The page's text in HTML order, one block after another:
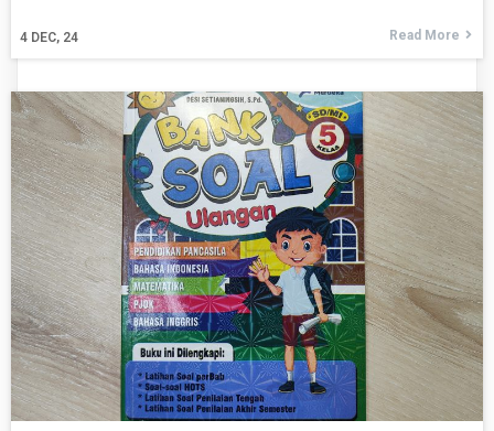
4 DEC, 24 Read More